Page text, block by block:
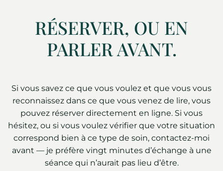
RÉSERVER, OU EN
PARLER AVANT.
Si vous savez ce que vous voulez et que vous vous
reconnaissez dans ce que vous venez de lire, vous
pouvez réserver directement en ligne. Si vous
hésitez, ou si vous voulez vérifier que votre situation
correspond bien à ce type de soin, contactez-moi
avant — je préfère vingt minutes d’échange à une
séance qui n’aurait pas lieu d’être.